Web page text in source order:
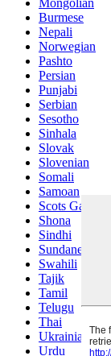
Mongolian
Burmese
Nepali
Norwegian
Pashto
Persian
Punjabi
Serbian
Sesotho
Sinhala
Slovak
Slovenian
Somali
Samoan
Scots Gaelic
Shona
Sindhi
Sundanese
Swahili
Tajik
Tamil
Telugu
Thai
Ukrainian
Urdu